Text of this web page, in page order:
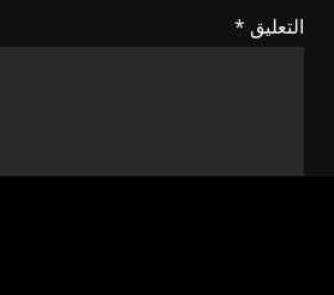
التعليق *